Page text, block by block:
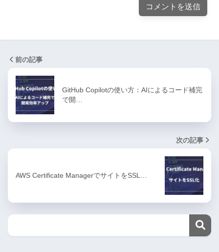
前の記事
GitHub Copilotの使い方：AIによるコード補完
で開…
次の記事
AWS Certificate ManagerでサイトをSSL…